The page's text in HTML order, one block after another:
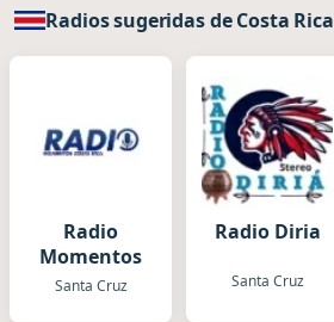
Radios sugeridas de Costa Rica
Radio
Momentos
Santa Cruz
Radio Diria
Santa Cruz